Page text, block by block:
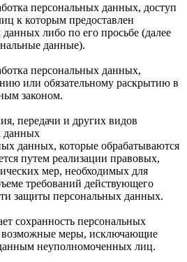
персональных данных, доступ
к которым предоставлен
либо по его просьбе (далее
данные).
персональных данных,
или обязательному раскрытию в
законом.
передачи и других видов
данных
данных, которые обрабатываются
путем реализации правовых,
мер, необходимых для
требований действующего
защиты персональных данных.
сохранность персональных
возможные меры, исключающие
неуполномоченных лиц.